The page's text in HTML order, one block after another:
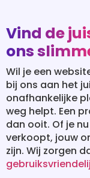
Vind de
ons
Wil je een
bij ons aan het
onafhankelijke
weg helpt. Een
dan ooit. Of je
verkoopt, jouw
zijn. Wij zorgen